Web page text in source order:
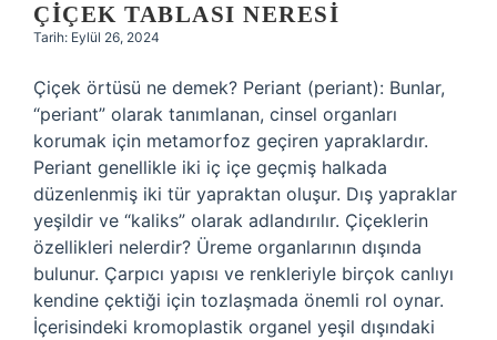
ÇIÇEK TABLASI NERESI
Tarih: Eylül 26, 2024
Çiçek örtüsü ne demek? Periant (periant): Bunlar,
“periant” olarak tanımlanan, cinsel organları
korumak için metamorfoz geçiren yapraklardır.
Periant genellikle iki iç içe geçmiş halkada
düzenlenmiş iki tür yapraktan oluşur. Dış yapraklar
yeşildir ve “kaliks” olarak adlandırılır. Çiçeklerin
özellikleri nelerdir? Üreme organlarının dışında
bulunur. Çarpıcı yapısı ve renkleriyle birçok canlıyı
kendine çektiği için tozlaşmada önemli rol oynar.
İçerisindeki kromoplastik organel yeşil dışındaki